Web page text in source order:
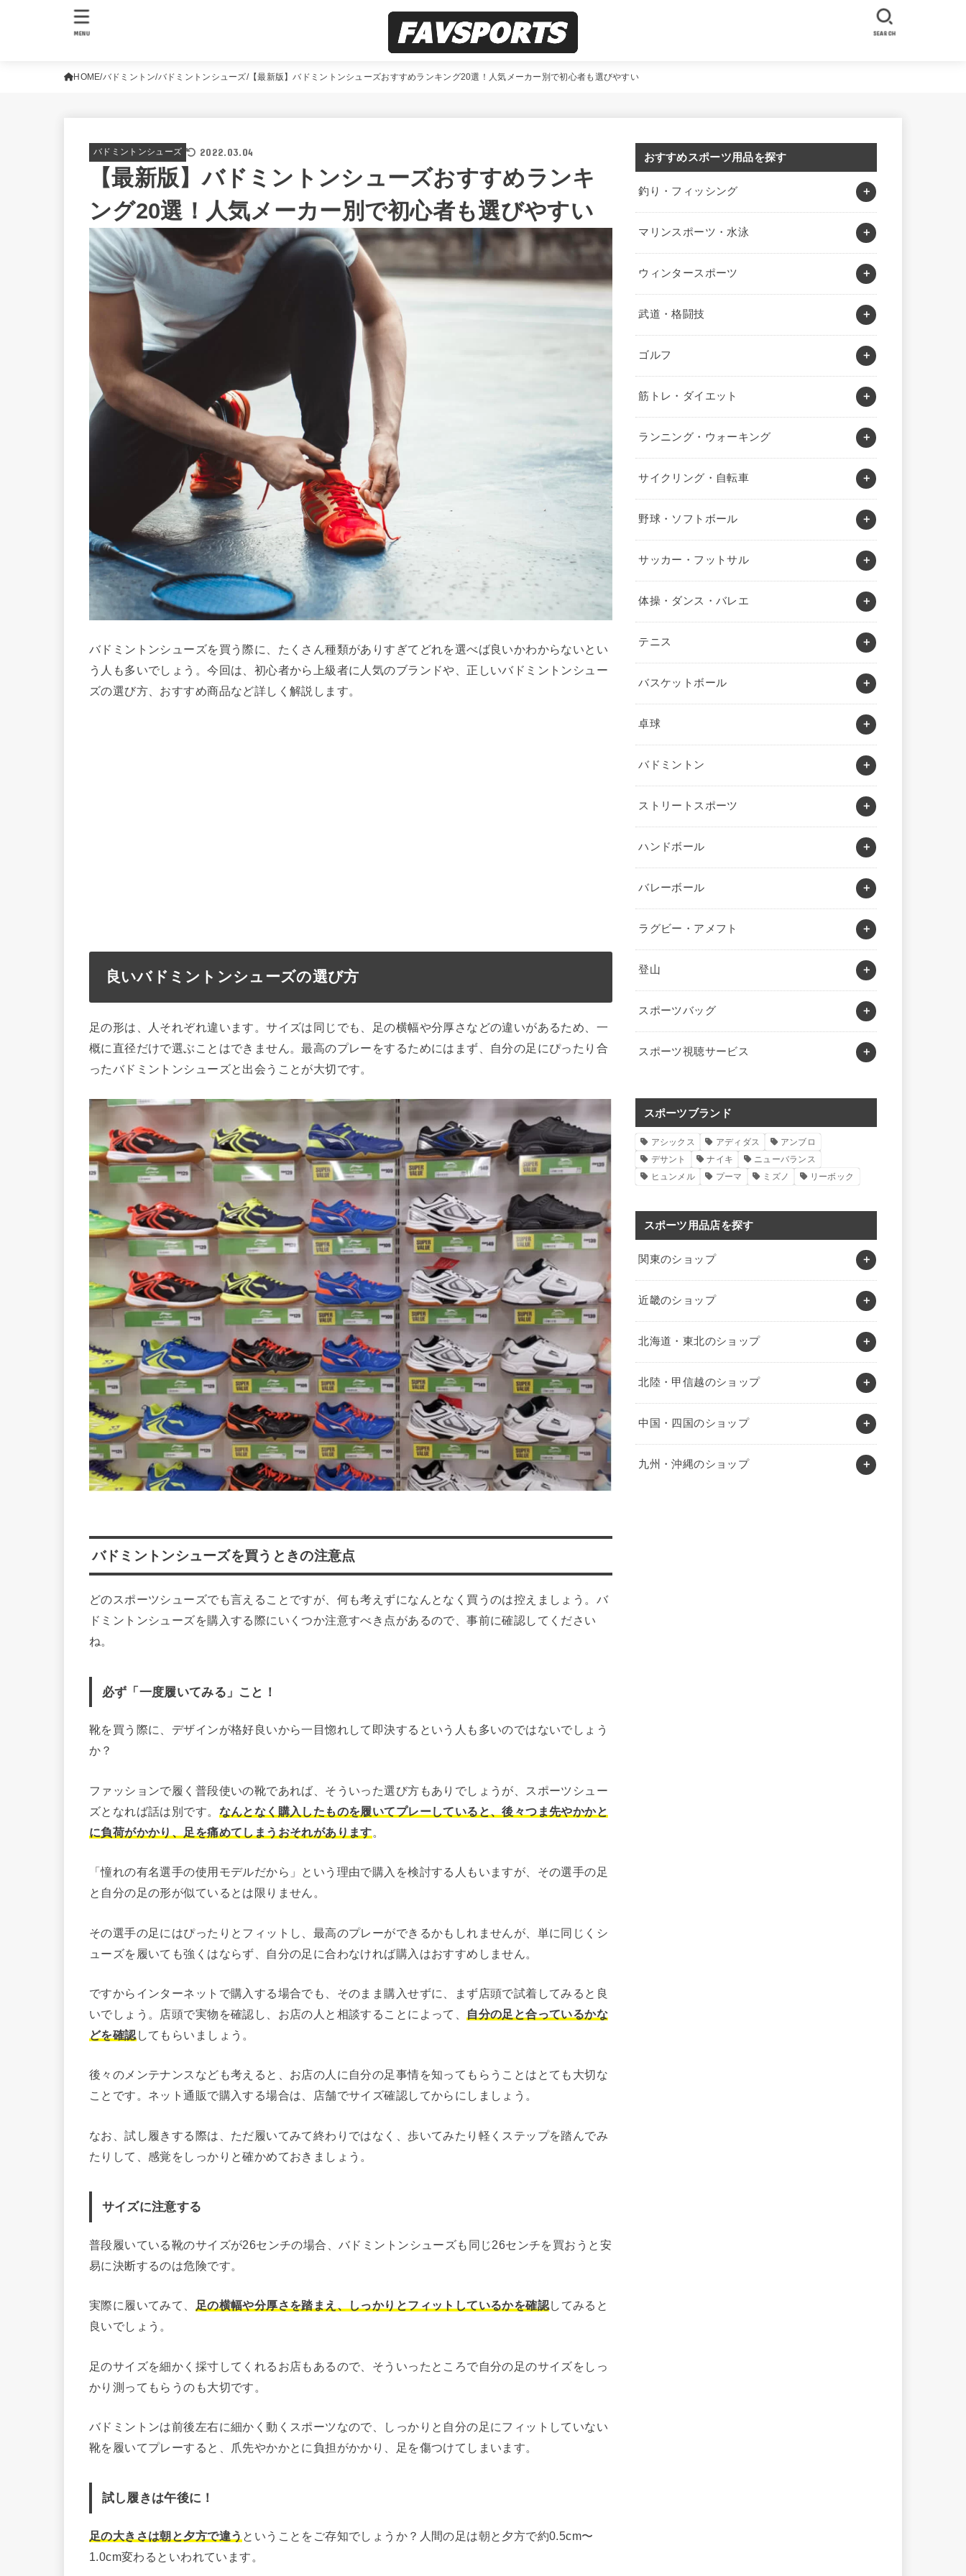
SEARCH
MENU
HOME バドミントン バドミントンシューズ 【最新版】バドミントンシューズおすすめランキング20選！人気メーカー別で初心者も選びやすい
バドミントンシューズ 2022.03.04
【最新版】バドミントンシューズおすすめランキ
ング20選！人気メーカー別で初心者も選びやすい
バドミントンシューズを買う際に、たくさん種類がありすぎてどれを選べば良いかわからないとい
う人も多いでしょう。今回は、初心者から上級者に人気のブランドや、正しいバドミントンシュー
ズの選び方、おすすめ商品など詳しく解説します。
良いバドミントンシューズの選び方
足の形は、人それぞれ違います。サイズは同じでも、足の横幅や分厚さなどの違いがあるため、一
概に直径だけで選ぶことはできません。最高のプレーをするためにはまず、自分の足にぴったり合
ったバドミントンシューズと出会うことが大切です。
バドミントンシューズを買うときの注意点
どのスポーツシューズでも言えることですが、何も考えずになんとなく買うのは控えましょう。バ
ドミントンシューズを購入する際にいくつか注意すべき点があるので、事前に確認してください
ね。
必ず「一度履いてみる」こと！
靴を買う際に、デザインが格好良いから一目惚れして即決するという人も多いのではないでしょう
か？
ファッションで履く普段使いの靴であれば、そういった選び方もありでしょうが、スポーツシュー
ズとなれば話は別です。 なんとなく購入したものを履いてプレーしていると、後々つま先やかかと
に負荷がかかり、足を痛めてしまうおそれがあります。
「憧れの有名選手の使用モデルだから」という理由で購入を検討する人もいますが、その選手の足
と自分の足の形が似ているとは限りません。
その選手の足にはぴったりとフィットし、最高のプレーができるかもしれませんが、単に同じくシ
ューズを履いても強くはならず、自分の足に合わなければ購入はおすすめしません。
ですからインターネットで購入する場合でも、そのまま購入せずに、まず店頭で試着してみると良
いでしょう。店頭で実物を確認し、お店の人と相談することによって、
自分の足と合っているかな
どを確認 してもらいましょう。
後々のメンテナンスなども考えると、お店の人に自分の足事情を知ってもらうことはとても大切な
ことです。ネット通販で購入する場合は、店舗でサイズ確認してからにしましょう。
なお、試し履きする際は、ただ履いてみて終わりではなく、歩いてみたり軽くステップを踏んでみ
たりして、感覚をしっかりと確かめておきましょう。
サイズに注意する
普段履いている靴のサイズが26センチの場合、バドミントンシューズも同じ26センチを買おうと安
易に決断するのは危険です。
実際に履いてみて、 足の横幅や分厚さを踏まえ、しっかりとフィットしているかを確認してみると
良いでしょう。
足のサイズを細かく採寸してくれるお店もあるので、そういったところで自分の足のサイズをしっ
かり測ってもらうのも大切です。
バドミントンは前後左右に細かく動くスポーツなので、しっかりと自分の足にフィットしていない
靴を履いてプレーすると、爪先やかかとに負担がかかり、足を傷つけてしまいます。
試し履きは午後に！
足の大きさは朝と夕方で違う ということをご存知でしょうか？人間の足は朝と夕方で約0.5cm〜
1.0cm変わるといわれています。
おすすめスポーツ用品を探す
釣り・フィッシング
マリンスポーツ・水泳
ウィンタースポーツ
武道・格闘技
ゴルフ
筋トレ・ダイエット
ランニング・ウォーキング
サイクリング・自転車
野球・ソフトボール
サッカー・フットサル
体操・ダンス・バレエ
テニス
バスケットボール
卓球
バドミントン
ストリートスポーツ
ハンドボール
バレーボール
ラグビー・アメフト
登山
スポーツバッグ
スポーツ視聴サービス
スポーツブランド
アシックス アディダス
アンブロ
デサント
ナイキ
ニューバランス
ヒュンメル
プーマ ミズノ リーボック
スポーツ用品店を探す
関東のショップ
近畿のショップ
北海道・東北のショップ
北陸・甲信越のショップ
中国・四国のショップ
九州・沖縄のショップ